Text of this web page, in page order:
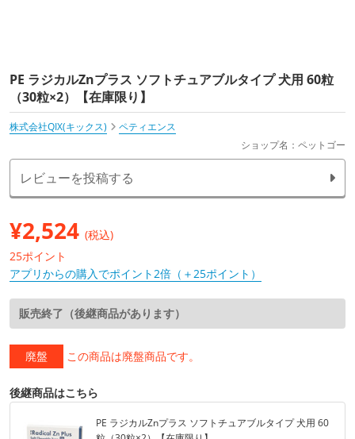
PE ラジカルZnプラス ソフトチュアブルタイプ 犬用 60粒
（30粒×2）【在庫限り】
株式会社QIX(キックス)
ペティエンス
ショップ名：ペットゴー
レビューを投稿する
¥2,524 (税込)
25ポイント
アプリからの購入でポイント2倍（＋25ポイント）
販売終了（後継商品があります）
廃盤 この商品は廃盤商品です。
後継商品はこちら
PE ラジカルZnプラス ソフトチュアブルタイプ 犬用 60